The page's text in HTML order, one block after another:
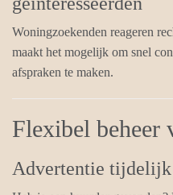
Woningzoekenden reageren
maakt het mogelijk om snel
afspraken te maken.
Flexibel beheer
Advertentie tijdelijk